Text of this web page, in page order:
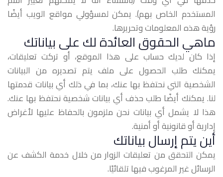
المستخدم الخاص بهم). يمكن لمسؤولي مواقع الويب أيضًا
رؤية هذه المعلومات وتحريرها.
ماهي الحقوق العائدة لك على بياناتك
إذا كان لديك حساب على هذا الموقع، أو تركت تعليقات،
يمكنك طلب الحصول على ملف يتم تصديره من البيانات
الشخصية التي نحتفظ بها عنك، بما في ذلك أي بيانات قدمتها
لنا. يمكنك أيضًا طلب حذف أي بيانات شخصية نحتفظ بها عنك.
هذا لا يشمل أي بيانات نحن ملزمون بالحفاظ عليها لأغراض
إدارية أو قانونية أو أمنية.
أين يتم إرسال بياناتك
يمكن التحقق من تعليقات الزوار من خلال خدمة الكشف عن
الرسائل غير المرغوب فيها تلقائيًا.